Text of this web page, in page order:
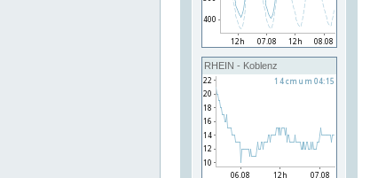
RHEIN - Koblenz